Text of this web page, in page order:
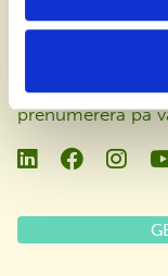
Aktuellt
Håll dig
evenemang. Följ
prenumerera på
Linkedin